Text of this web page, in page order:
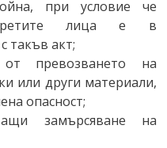
при условие че
лица е в
такъв акт;
превозването на
или други материали,
опасност;
замърсяване на